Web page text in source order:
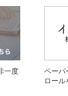
一度
ペーパ
ロール